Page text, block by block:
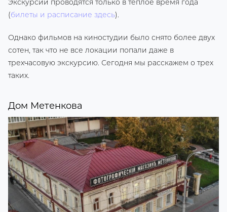
Экскурсии проводятся только в теплое время года
(билеты и расписание здесь).
Однако фильмов на киностудии было снято более двух
сотен, так что не все локации попали даже в
трехчасовую экскурсию. Сегодня мы расскажем о трех
таких.
Дом Метенкова